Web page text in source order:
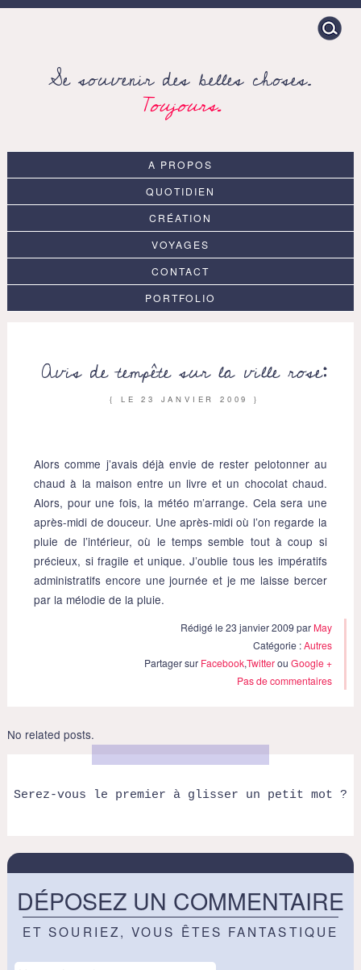
Search
for:
Se souvenir des belles choses.
Toujours.
A PROPOS
QUOTIDIEN
CRÉATION
VOYAGES
CONTACT
PORTFOLIO
Avis de tempête sur la ville rose:
{ LE23 JANVIER 2009 }
Alors comme j’avais déjà envie de rester pelotonner au
chaud à la maison entre un livre et un chocolat chaud.
Alors, pour une fois, la météo m’arrange. Cela sera une
après-midi de douceur. Une après-midi où l’on regarde la
pluie de l’intérieur, où le temps semble tout à coup si
précieux, si fragile et unique.J’oublie tous les impératifs
administratifs encore une journée et je me laisse bercer
par la mélodie de la pluie.
Rédigé le 23 janvier 2009 par May
Catégorie :Autres
Partager sur Facebook,TwitterouGoogle +
Pas de commentaires
No related posts.
Serez-vous le premier à glisser un petit mot ?
DÉPOSEZ UN COMMENTAIRE
ET SOURIEZ, VOUS ÊTES FANTASTIQUE